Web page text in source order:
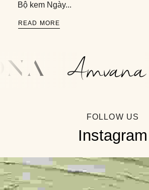
Bộ kem Ngày...
READ MORE
FOLLOW US
Instagram